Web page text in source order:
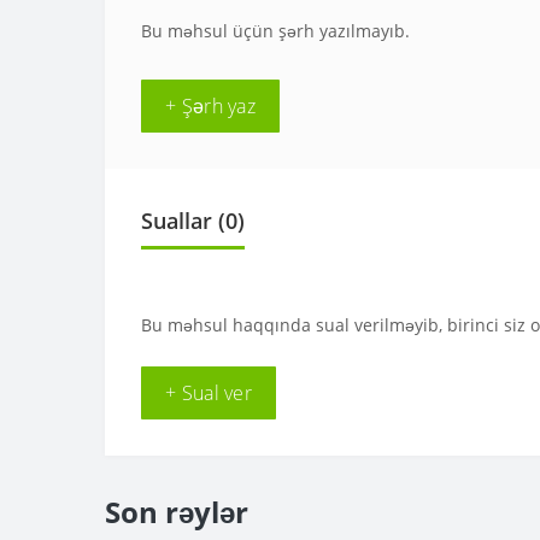
Bu məhsul üçün şərh yazılmayıb.
+ Şərh yaz
Suallar (0)
Bu məhsul haqqında sual verilməyib, birinci siz
+ Sual ver
Son rəylər